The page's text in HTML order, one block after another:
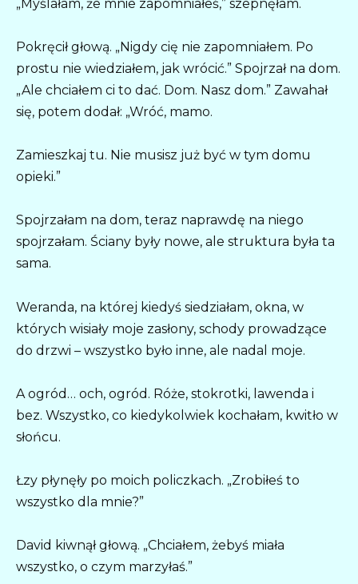
„Myślałam, że mnie zapomniałeś,” szepnęłam.
Pokręcił głową. „Nigdy cię nie zapomniałem. Po
prostu nie wiedziałem, jak wrócić.” Spojrzał na dom.
„Ale chciałem ci to dać. Dom. Nasz dom.” Zawahał
się, potem dodał: „Wróć, mamo.
Zamieszkaj tu. Nie musisz już być w tym domu
opieki.”
Spojrzałam na dom, teraz naprawdę na niego
spojrzałam. Ściany były nowe, ale struktura była ta
sama.
Weranda, na której kiedyś siedziałam, okna, w
których wisiały moje zasłony, schody prowadzące
do drzwi – wszystko było inne, ale nadal moje.
A ogród… och, ogród. Róże, stokrotki, lawenda i
bez. Wszystko, co kiedykolwiek kochałam, kwitło w
słońcu.
Łzy płynęły po moich policzkach. „Zrobiłeś to
wszystko dla mnie?”
David kiwnął głową. „Chciałem, żebyś miała
wszystko, o czym marzyłaś.”